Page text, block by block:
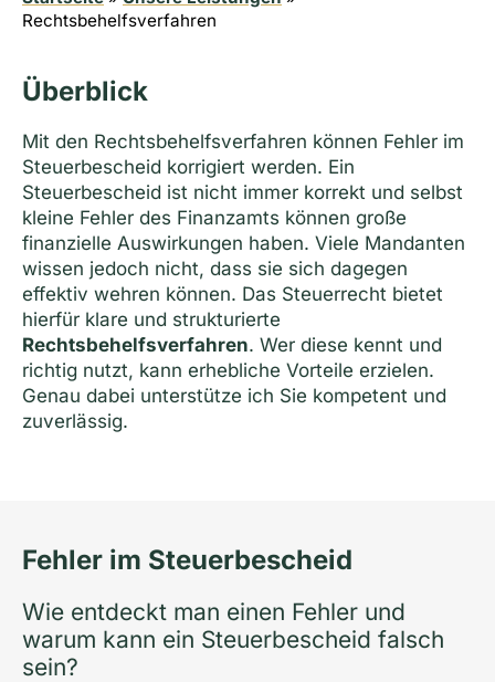
Rechtsbehelfs­verfahren
Überblick
Mit den Rechtsbehelfsverfahren können Fehler im
Steuerbescheid korrigiert werden. Ein
Steuerbescheid ist nicht immer korrekt und selbst
kleine Fehler des Finanzamts können große
finanzielle Auswirkungen haben. Viele Mandanten
wissen jedoch nicht, dass sie sich dagegen
effektiv wehren können. Das Steuerrecht bietet
hierfür klare und strukturierte
Rechtsbehelfs­verfahren. Wer diese kennt und
richtig nutzt, kann erhebliche Vorteile erzielen.
Genau dabei unterstütze ich Sie kompetent und
zuverlässig.
Fehler im Steuerbescheid
Wie entdeckt man einen Fehler und
warum kann ein Steuerbescheid falsch
sein?